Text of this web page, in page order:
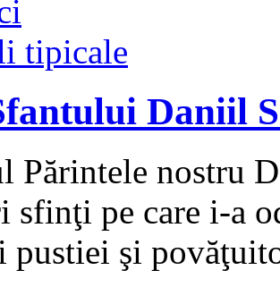
tipicale
Daniil
Părintele nostru
sfinţi pe care i-a
pustiei şi